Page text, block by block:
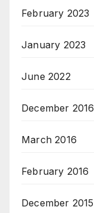
February 2023
January 2023
June 2022
December 2016
March 2016
February 2016
December 2015